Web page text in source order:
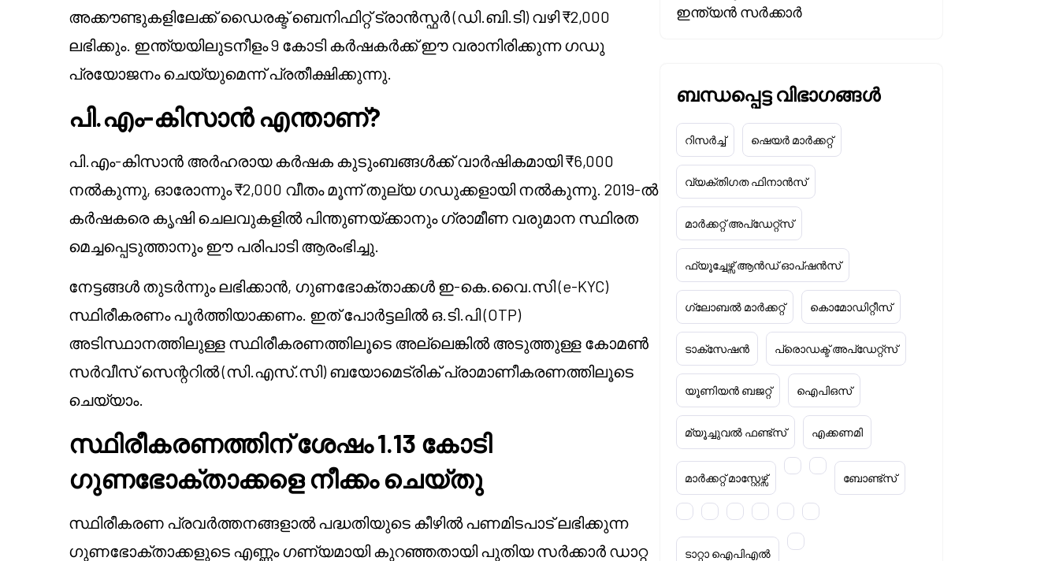
അക്കൗണ്ടുകളിലേക്ക് ഡൈരക്ട് ബെനിഫിറ്റ് ട്രാൻസ്ഫർ (ഡി.ബി.ടി) വഴി ₹2,000
ലഭിക്കും. ഇന്ത്യയിലുടനീളം 9 കോടി കർഷകർക്ക് ഈ വരാനിരിക്കുന്ന ഗഡു
പ്രയോജനം ചെയ്യുമെന്ന് പ്രതീക്ഷിക്കുന്നു.
പി.എം-കിസാൻ എന്താണ്?
പി.എം-കിസാൻ അർഹരായ കർഷക കുടുംബങ്ങൾക്ക് വാർഷികമായി ₹6,000
നൽകുന്നു, ഓരോന്നും ₹2,000 വീതം മൂന്ന് തുല്യ ഗഡുക്കളായി നൽകുന്നു. 2019-ൽ
കർഷകരെ കൃഷി ചെലവുകളിൽ പിന്തുണയ്ക്കാനും ഗ്രാമീണ വരുമാന സ്ഥിരത
മെച്ചപ്പെടുത്താനും ഈ പരിപാടി ആരംഭിച്ചു.
നേട്ടങ്ങൾ തുടർന്നും ലഭിക്കാൻ, ഗുണഭോക്താക്കൾ ഇ-കെ.വൈ.സി (e-KYC)
സ്ഥിരീകരണം പൂർത്തിയാക്കണം. ഇത് പോർട്ടലിൽ ഒ.ടി.പി (OTP)
അടിസ്ഥാനത്തിലുള്ള സ്ഥിരീകരണത്തിലൂടെ അല്ലെങ്കിൽ അടുത്തുള്ള കോമൺ
സർവീസ് സെന്ററിൽ (സി.എസ്.സി) ബയോമെട്രിക് പ്രാമാണീകരണത്തിലൂടെ
ചെയ്യാം.
സ്ഥിരീകരണത്തിന് ശേഷം 1.13 കോടി
ഗുണഭോക്താക്കളെ നീക്കം ചെയ്തു
സ്ഥിരീകരണ പ്രവർത്തനങ്ങളാൽ പദ്ധതിയുടെ കീഴിൽ പണമിടപാട് ലഭിക്കുന്ന
ഗുണഭോക്താക്കളുടെ എണ്ണം ഗണ്യമായി കുറഞ്ഞതായി പുതിയ സർക്കാർ ഡാറ്റ
ഇന്ത്യൻ സർക്കാർ
ബന്ധപ്പെട്ട വിഭാഗങ്ങൾ
റിസർച്ച് ഷെയർ മാർക്കറ്റ്
വ്യക്തിഗത ഫിനാൻസ്
മാർക്കറ്റ് അപ്‌ഡേറ്റ്സ്
ഫ്യൂച്ചേഴ്സ് ആൻഡ് ഓപ്ഷൻസ്
ഗ്ലോബൽ മാർക്കറ്റ് കൊമോഡിറ്റീസ്
ടാക്‌സേഷൻ പ്രൊഡക്ട് അപ്‌ഡേറ്റ്സ്
യൂണിയൻ ബജറ്റ് ഐപിഒസ്
മ്യൂച്ചുവൽ ഫണ്ട്സ് എക്കണമി
മാർക്കറ്റ് മാസ്റ്റേഴ്സ് ബോണ്ട്സ്
ടാറ്റാ ഐപിഎൽ